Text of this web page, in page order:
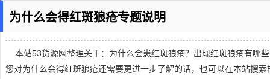
为什么会得红斑狼疮专题说明
本站53货源网整理关于：为什么会患红斑狼疮？出现红斑狼疮有哪
您对为什么会得红斑狼疮还需要更进一步了解的话，也可以在本站搜